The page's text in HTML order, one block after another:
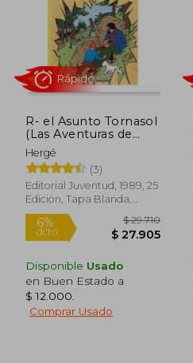
8%
dcto.
$ 29.710
$ 27.462
Rápido
R- el Asunto Tornasol
(Las Aventuras de
Tintin Rustica)
Hergé
(3)
Editorial Juventud, 1989, 25
Edición, Tapa Blanda,
Nuevo
Disponible Usado
en Buen Estado a
$ 12.000
Comprar Usado